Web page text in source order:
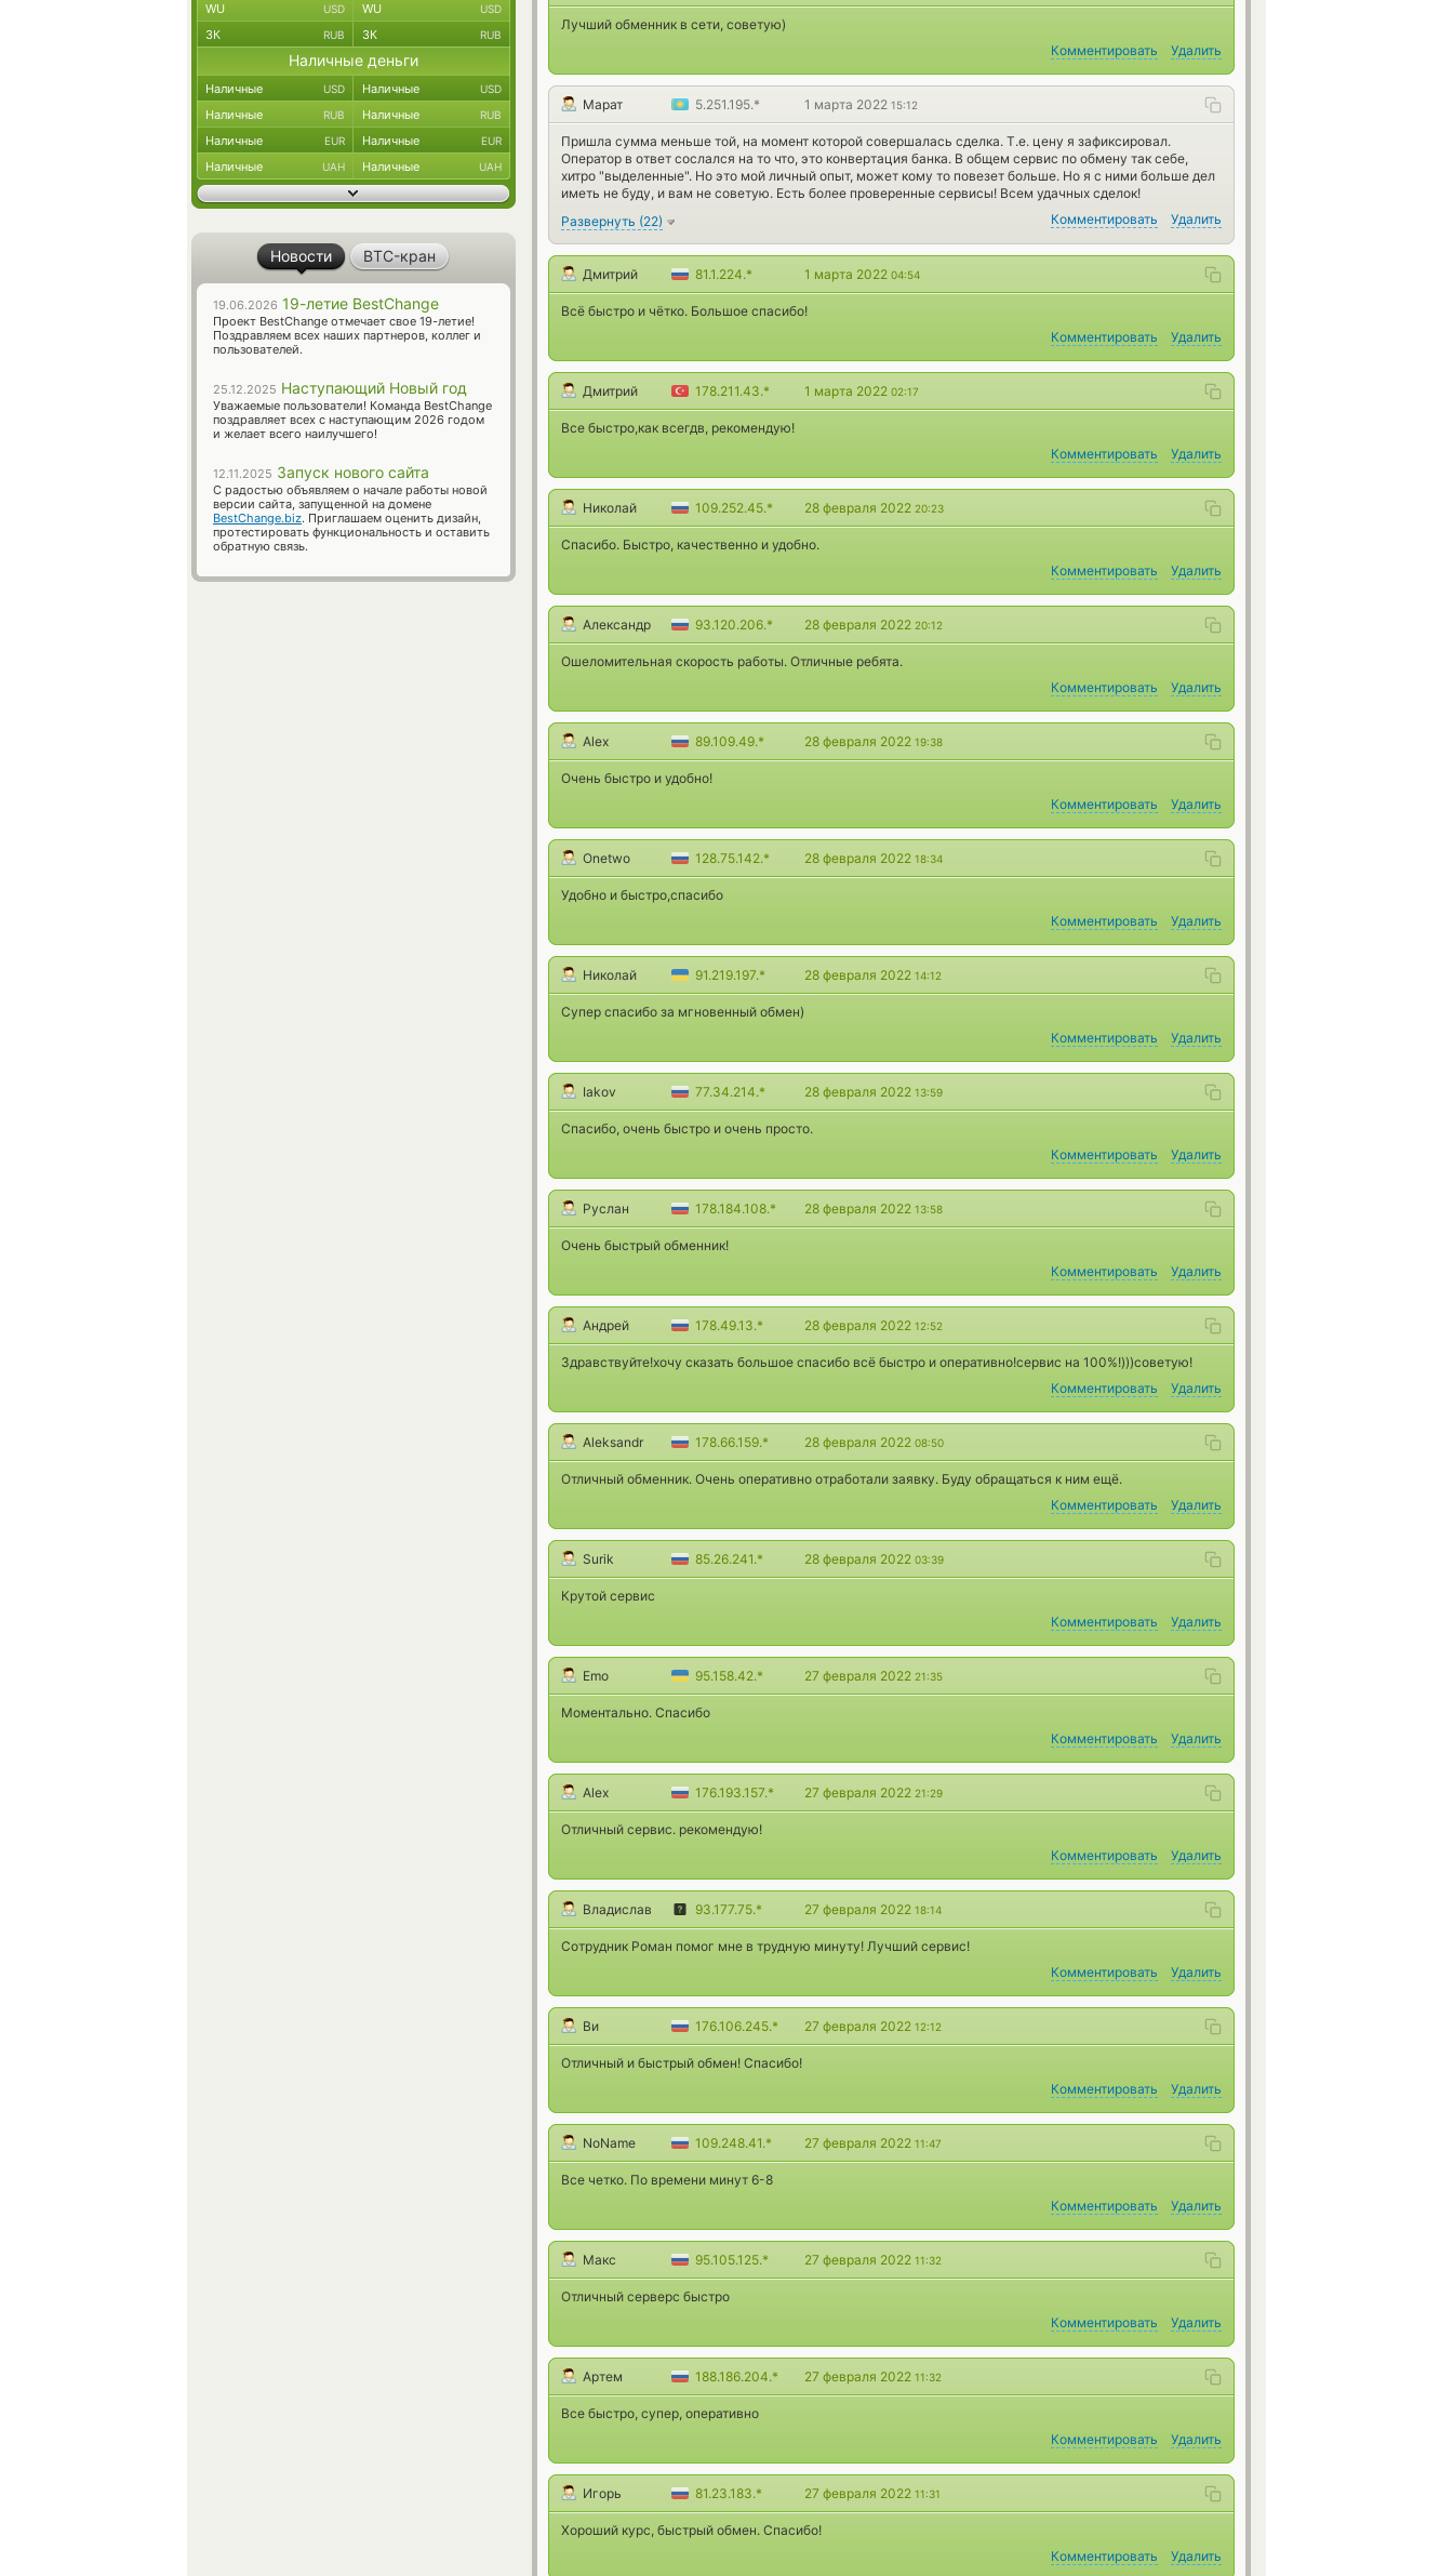
Лучший обменник в сети, советую)
Комментировать
Удалить
Марат 5.251.195.* 1 марта 2022 15:12
Пришла сумма меньше той, на момент которой совершалась сделка. Т.е. цену я зафиксировал.
Оператор в ответ сослался на то что, это конвертация банка. В общем сервис по обмену так себе,
хитро "выделенные". Но это мой личный опыт, может кому то повезет больше. Но я с ними больше дел
иметь не буду, и вам не советую. Есть более проверенные сервисы! Всем удачных сделок!
Развернуть (22) Комментировать Удалить
Дмитрий 81.1.224.* 1 марта 2022 04:54
Всё быстро и чётко. Большое спасибо!
Комментировать
Удалить
Дмитрий 178.211.43.* 1 марта 2022 02:17
Все быстро,как всегдв, рекомендую!
Комментировать
Удалить
Николай 109.252.45.* 28 февраля 2022 20:23
Спасибо. Быстро, качественно и удобно.
Комментировать
Удалить
Александр 93.120.206.* 28 февраля 2022 20:12
Ошеломительная скорость работы. Отличные ребята.
Комментировать
Удалить
Alex 89.109.49.* 28 февраля 2022 19:38
Очень быстро и удобно!
Комментировать
Удалить
Onetwo 128.75.142.* 28 февраля 2022 18:34
Удобно и быстро,спасибо
Комментировать
Удалить
Николай 91.219.197.* 28 февраля 2022 14:12
Супер спасибо за мгновенный обмен)
Комментировать
Удалить
Iakov 77.34.214.* 28 февраля 2022 13:59
Спасибо, очень быстро и очень просто.
Комментировать
Удалить
Руслан 178.184.108.* 28 февраля 2022 13:58
Очень быстрый обменник!
Комментировать
Удалить
Андрей 178.49.13.* 28 февраля 2022 12:52
Здравствуйте!хочу сказать большое спасибо всё быстро и оперативно!сервис на 100%!)))советую!
Комментировать
Удалить
Aleksandr 178.66.159.* 28 февраля 2022 08:50
Отличный обменник. Очень оперативно отработали заявку. Буду обращаться к ним ещё.
Комментировать
Удалить
Surik 85.26.241.* 28 февраля 2022 03:39
Крутой сервис
Комментировать
Удалить
Emo 95.158.42.* 27 февраля 2022 21:35
Моментально. Спасибо
Комментировать
Удалить
Alex 176.193.157.* 27 февраля 2022 21:29
Отличный сервис. рекомендую!
Комментировать
Удалить
Владислав 93.177.75.* 27 февраля 2022 18:14
Сотрудник Роман помог мне в трудную минуту! Лучший сервис!
Комментировать
Удалить
Ви 176.106.245.* 27 февраля 2022 12:12
Отличный и быстрый обмен! Спасибо!
Комментировать
Удалить
NoName 109.248.41.* 27 февраля 2022 11:47
Все четко. По времени минут 6-8
Комментировать
Удалить
Макс 95.105.125.* 27 февраля 2022 11:32
Отличный серверс быстро
Комментировать
Удалить
Артем 188.186.204.* 27 февраля 2022 11:32
Все быстро, супер, оперативно
Комментировать
Удалить
Игорь 81.23.183.* 27 февраля 2022 11:31
Хороший курс, быстрый обмен. Спасибо!
Комментировать
Удалить
WU USD WU USD
ЗК RUB ЗК RUB
Наличные деньги
Наличные USD Наличные USD
Наличные RUB Наличные RUB
Наличные EUR Наличные EUR
Наличные UAH Наличные UAH
Новости BTC-кран
19.06.2026 19-летие BestChange
Проект BestChange отмечает свое 19-летие!
Поздравляем всех наших партнеров, коллег и
пользователей.
25.12.2025 Наступающий Новый год
Уважаемые пользователи! Команда BestChange
поздравляет всех с наступающим 2026 годом
и желает всего наилучшего!
12.11.2025 Запуск нового сайта
С радостью объявляем о начале работы новой
версии сайта, запущенной на домене
BestChange.biz. Приглашаем оценить дизайн,
протестировать функциональность и оставить
обратную связь.